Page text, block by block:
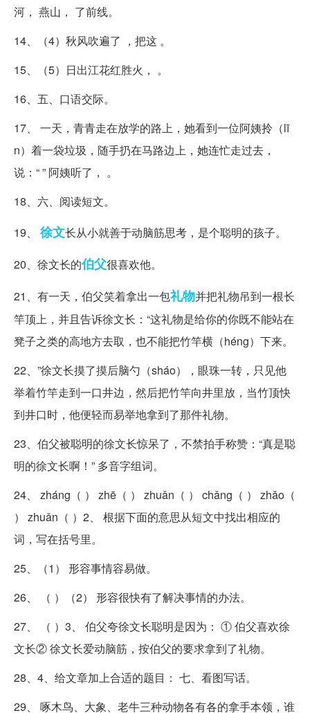
河， 燕山， 了前线。
14、（4）秋风吹遍了 ，把这 。
15、（5）日出江花红胜火， 。
16、五、口语交际。
17、 一天，青青走在放学的路上，她看到一位阿姨拎（lī
n）着一袋垃圾，随手扔在马路边上，她连忙走过去，
说：“ ” 阿姨听了， 。
18、六、阅读短文。
19、 徐文长从小就善于动脑筋思考，是个聪明的孩子。
20、徐文长的伯父很喜欢他。
21、有一天，伯父笑着拿出一包礼物并把礼物吊到一根长
竿顶上，并且告诉徐文长：“这礼物是给你的你既不能站在
凳子之类的高地方去取，也不能把竹竿横（héng）下来。
22、”徐文长摸了摸后脑勺（sháo），眼珠一转，只见他
举着竹竿走到一口井边，然后把竹竿向井里放，当竹顶快
到井口时，他便轻而易举地拿到了那件礼物。
23、伯父被聪明的徐文长惊呆了，不禁拍手称赞：“真是聪
明的徐文长啊！” 多音字组词。
24、 zháng（ ） zhē（ ） zhuǎn（ ） chǎng（ ） zhǎo（
） zhuǎn（ ）2、 根据下面的意思从短文中找出相应的
词，写在括号里。
25、（1） 形容事情容易做。
26、 （ ）（2） 形容很快有了解决事情的办法。
27、 （ ）3、 伯父夸徐文长聪明是因为： ① 伯父喜欢徐
文长② 徐文长爱动脑筋，按伯父的要求拿到了礼物。
28、4、给文章加上合适的题目： 七、看图写话。
29、 啄木鸟、大象、老牛三种动物各有各的拿手本领，谁